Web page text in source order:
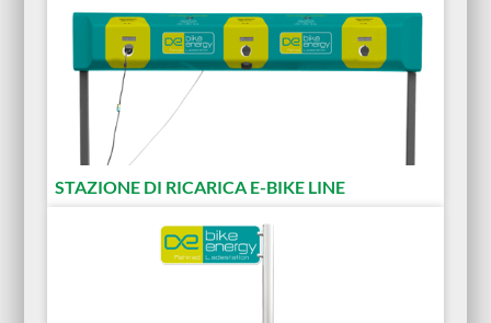
STAZIONE DI RICARICA E-BIKE LINE